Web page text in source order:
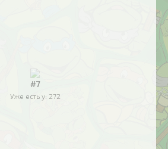
#7
Уже есть у: 272